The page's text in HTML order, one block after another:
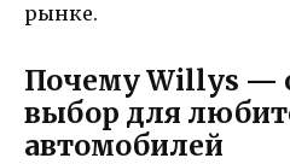
рынке.
Почему Willys —
выбор для
автомобилей